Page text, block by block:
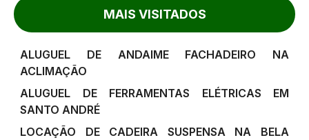
MAIS VISITADOS
ALUGUEL DE ANDAIME FACHADEIRO NA
ACLIMAÇÃO
ALUGUEL DE FERRAMENTAS ELÉTRICAS EM
SANTO ANDRÉ
LOCAÇÃO DE CADEIRA SUSPENSA NA BELA